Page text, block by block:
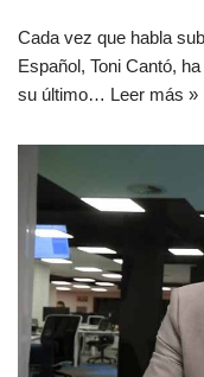
Cada vez que habla
Español, Toni Cantó,
su último… Leer más »